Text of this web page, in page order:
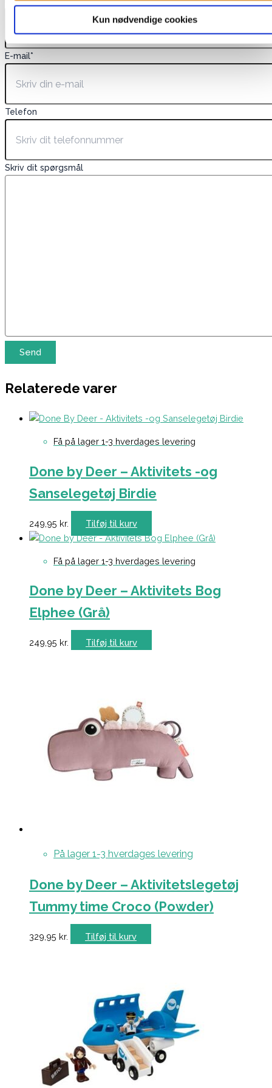
Kun nødvendige cookies
E-mail*
Telefon
Skriv dit spørgsmål
Relaterede varer
Få på lager 1-3 hverdages levering
Done by Deer – Aktivitets -og
Sanselegetøj Birdie
249,95 kr. Tilføj til kurv
Få på lager 1-3 hverdages levering
Done by Deer – Aktivitets Bog
Elphee (Grå)
249,95 kr. Tilføj til kurv
På lager 1-3 hverdages levering
Done by Deer – Aktivitetslegetøj
Tummy time Croco (Powder)
329,95 kr. Tilføj til kurv